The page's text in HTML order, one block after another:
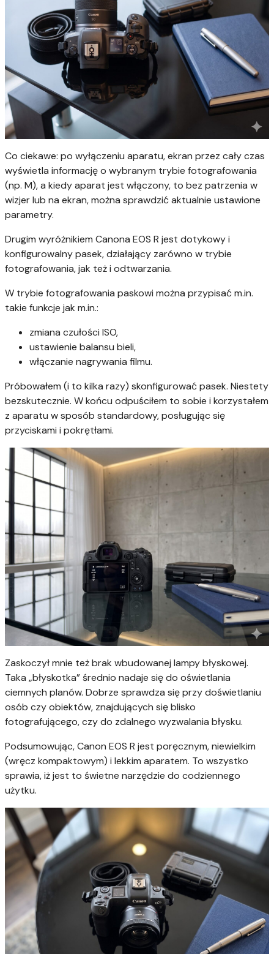
Co ciekawe: po wyłączeniu aparatu, ekran przez cały czas
wyświetla informację o wybranym trybie fotografowania
(np. M), a kiedy aparat jest włączony, to bez patrzenia w
wizjer lub na ekran, można sprawdzić aktualnie ustawione
parametry.
Drugim wyróżnikiem Canona EOS R jest dotykowy i
konfigurowalny pasek, działający zarówno w trybie
fotografowania, jak też i odtwarzania.
W trybie fotografowania paskowi można przypisać m.in.
takie funkcje jak m.in.:
zmiana czułości ISO,
ustawienie balansu bieli,
włączanie nagrywania filmu.
Próbowałem (i to kilka razy) skonfigurować pasek. Niestety
bezskutecznie. W końcu odpuściłem to sobie i korzystałem
z aparatu w sposób standardowy, posługując się
przyciskami i pokrętłami.
Zaskoczył mnie też brak wbudowanej lampy błyskowej.
Taka „błyskotka” średnio nadaje się do oświetlania
ciemnych planów. Dobrze sprawdza się przy doświetlaniu
osób czy obiektów, znajdujących się blisko
fotografującego, czy do zdalnego wyzwalania błysku.
Podsumowując, Canon EOS R jest poręcznym, niewielkim
(wręcz kompaktowym) i lekkim aparatem. To wszystko
sprawia, iż jest to świetne narzędzie do codziennego
użytku.